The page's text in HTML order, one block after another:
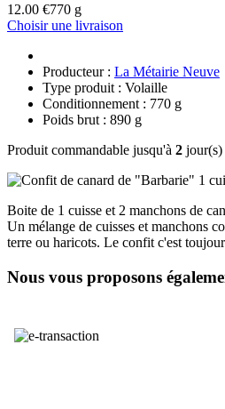
12.00 €770 g
Choisir une livraison
Producteur : La Métairie Neuve
Type produit : Volaille
Conditionnement : 770 g
Poids brut : 890 g
Produit commandable jusqu'à 2 jour(s)
Boite de 1 cuisse et 2 manchons de
Un mélange de cuisses et manchons
terre ou haricots. Le confit c'est
Nous vous proposons